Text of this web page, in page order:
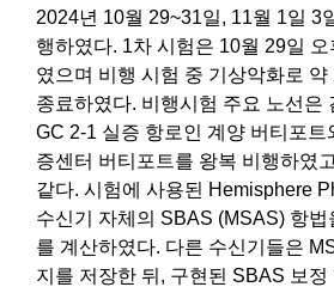
2024년 10월 29~31일, 11월 1일 3
행하였다. 1차 시험은 10월 29일
였으며 비행 시험 중 기상악화로
종료하였다. 비행시험 주요 노선은
GC 2-1 실증 항로인 계양 버티포트
증센터 버티포트를 왕복 비행하였
같다. 시험에 사용된 Hemisphere
수신기 자체의 SBAS (MSAS) 항법
를 계산하였다. 다른 수신기들은
지를 저장한 뒤, 구현된 SBAS 보정